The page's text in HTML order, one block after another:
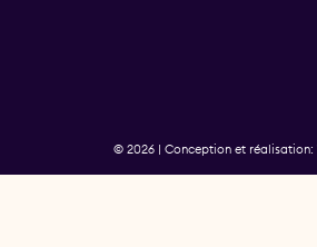
© 2026 | Conception et